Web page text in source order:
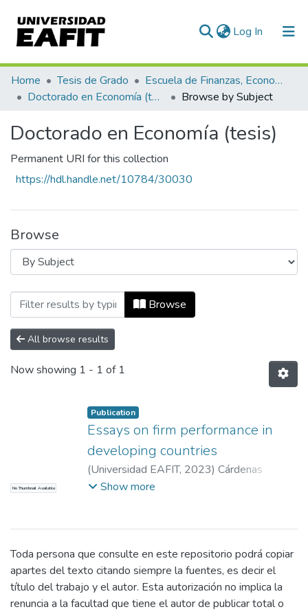
Log In (current)
Communities & Collections
All of DSpace
Home Tesis de Grado
Escuela de Finanzas, Economía y Gobierno
Doctorado en Economía (tesis)
Browse by Subject
Doctorado en Economía (tesis)
Permanent URI for this collection
https://hdl.handle.net/10784/30030
Browse
Browsing Doctorado en Economía
Browse
All browse results
Now showing 1 - 1 of 1
No Thumbnail Available
Publication
Essays on firm performance in
developing countries
(Universidad EAFIT, 2023) Cárdenas
Echeverri, Fernando
Show more
Toda persona que consulte en este repositorio podrá copiar
apartes del texto citando siempre la fuentes, es decir el
título del trabajo y el autor. Esta autorización no implica la
renuncia a la facultad que tiene el autor de publicar total o